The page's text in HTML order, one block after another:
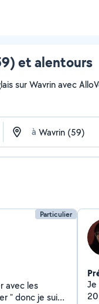
et alentours
sur Wavrin avec
à
Particulier
" donc je suis
Je
20 avec les formes et couleurs au choix + bijoux avec